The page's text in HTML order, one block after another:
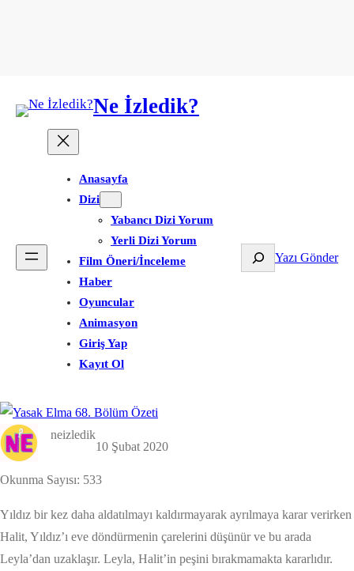
Ne İzledik?
Anasayfa
Dizi
Yabancı Dizi Yorum
Yerli Dizi Yorum
Film Öneri/İnceleme
Haber
Oyuncular
Animasyon
Giriş Yap
Kayıt Ol
Ara Yazı Gönder
neizledik
10 Şubat 2020
Okunma Sayısı: 533
Yıldız bir kez daha aldatılmayı kaldırmayarak ayrılmaya karar verirken
Halit, Yıldız’ı eve döndürmenin çarelerini düşünür ve bu arada
Leyla’dan uzaklaşır. Leyla, Halit’in peşini bırakmamakta kararlıdır.